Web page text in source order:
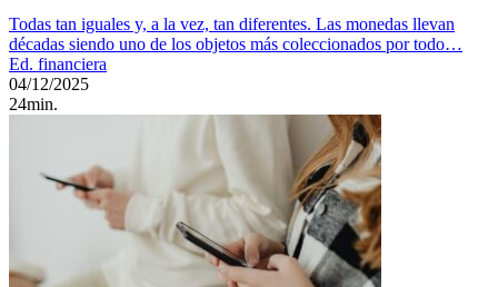
Todas tan iguales y, a la vez, tan diferentes. Las monedas llevan
décadas siendo uno de los objetos más coleccionados por todo…
Ed. financiera
04/12/2025
24min.